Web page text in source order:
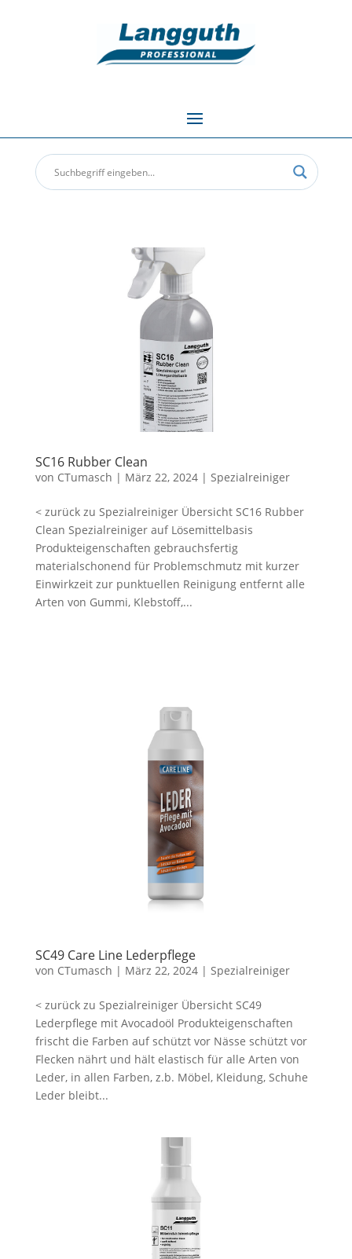
SC16 Rubber Clean
von CTumasch | März 22, 2024| Spezialreiniger
< zurück zu Spezialreiniger Übersicht SC16 Rubber
Clean Spezialreiniger auf Lösemittelbasis
Produkteigenschaften gebrauchsfertig
materialschonend für Problemschmutz mit kurzer
Einwirkzeit zur punktuellen Reinigung entfernt alle
Arten von Gummi, Klebstoff,...
SC49 Care Line Lederpflege
von CTumasch | März 22, 2024| Spezialreiniger
< zurück zu Spezialreiniger Übersicht SC49
Lederpflege mit Avocadoöl Produkteigenschaften
frischt die Farben auf schützt vor Nässe schützt vor
Flecken nährt und hält elastisch für alle Arten von
Leder, in allen Farben, z.b. Möbel, Kleidung, Schuhe
Leder bleibt...